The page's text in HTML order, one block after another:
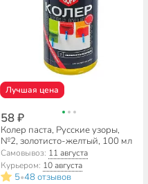
Лучшая цена
58 ₽
Колер паста, Русские узоры,
№2, золотисто-желтый, 100 мл
Самовывоз: 11 августа
Курьером: 10 августа
5•48 отзывов